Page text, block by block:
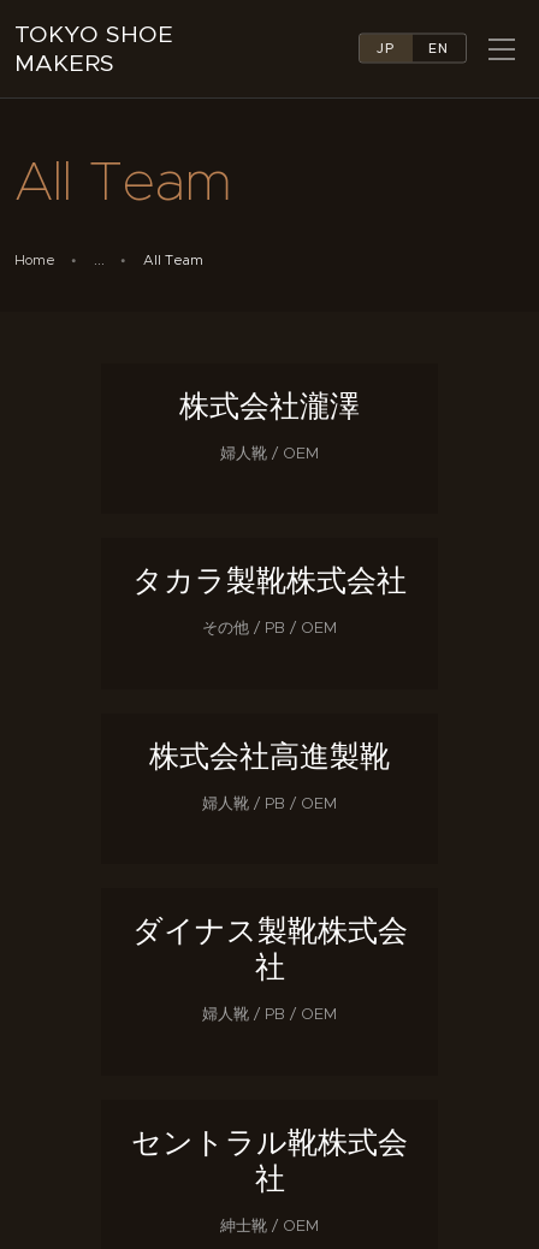
TOKYO SHOE
MAKERS
JP EN
All Team
Home ... All Team
COMPANY LIST
COLLECTIONS
株式会社瀧澤
婦人靴 / OEM
タカラ製靴株式会社
その他 / PB / OEM
株式会社高進製靴
婦人靴 / PB / OEM
ダイナス製靴株式会
社
婦人靴 / PB / OEM
セントラル靴株式会
社
紳士靴 / OEM